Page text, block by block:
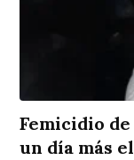
Femicidio
un día más